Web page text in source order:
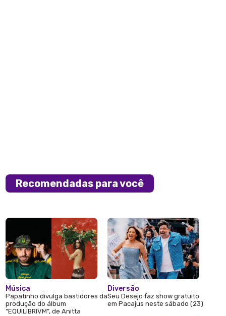
Recomendadas para você
Música
Papatinho divulga bastidores da
produção do álbum
“EQUILIBRIVM”, de Anitta
Diversão
Seu Desejo faz show gratuito
em Pacajus neste sábado (23)